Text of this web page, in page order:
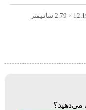
می‌دهید؟